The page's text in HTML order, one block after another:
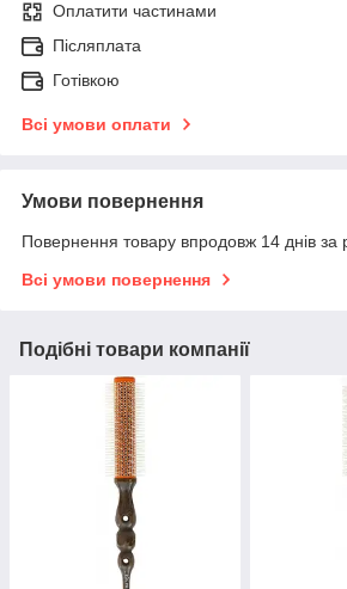
Оплатити частинами
Післяплата
Готівкою
Всі умови оплати
Умови повернення
Повернення товару впродовж 14 днів за
Всі умови повернення
Подібні товари компанії